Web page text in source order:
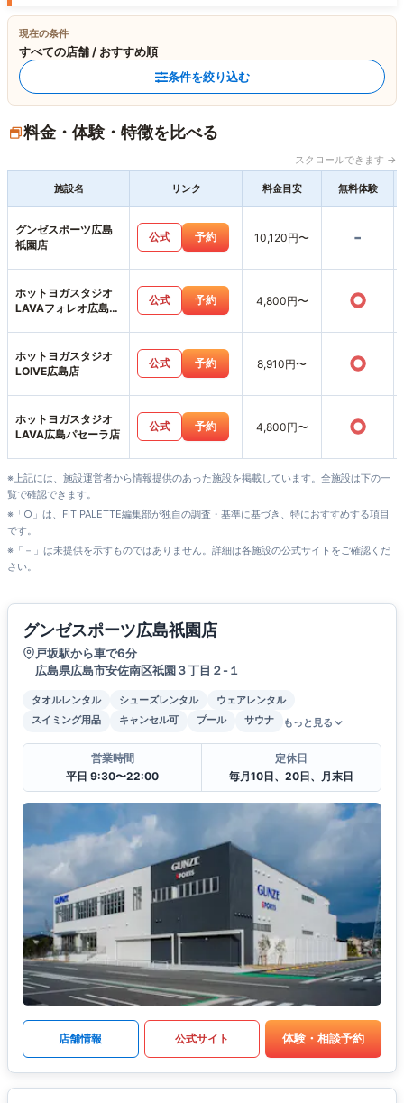
現在の条件
すべての店舗 / おすすめ順
条件を絞り込む
料金・体験・特徴を比べる
スクロールできます →
施設名 リンク 料金目安 無料体験
グンゼスポーツ広島
祇園店
公式 予約 10,120円〜 -
ホットヨガスタジオ
LAVAフォレオ広島東
公式 予約 4,800円〜 ○
ホットヨガスタジオ
LOIVE広島店
公式 予約 8,910円〜 ○
ホットヨガスタジオ
LAVA広島パセーラ店
公式 予約 4,800円〜 ○
※上記には、施設運営者から情報提供のあった施設を掲載しています。全施設は下の一
覧で確認できます。
※「○」は、FIT PALETTE編集部が独自の調査・基準に基づき、特におすすめする項目
です。
※「－」は未提供を示すものではありません。詳細は各施設の公式サイトをご確認くだ
さい。
グンゼスポーツ広島祇園店
戸坂駅から車で6分
広島県広島市安佐南区祇園３丁目２-１
タオルレンタル シューズレンタル
ウェアレンタル
スイミング用品
キャンセル可 プール サウナ もっと見る
営業時間
平日 9:30〜22:00
定休日
毎月10日、20日、月末日
店舗情報 公式サイト 体験・相談予約